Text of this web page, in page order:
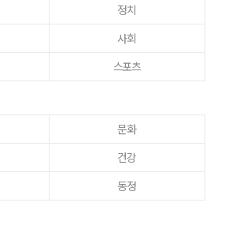
정치
사회
스포츠
문화
건강
동정